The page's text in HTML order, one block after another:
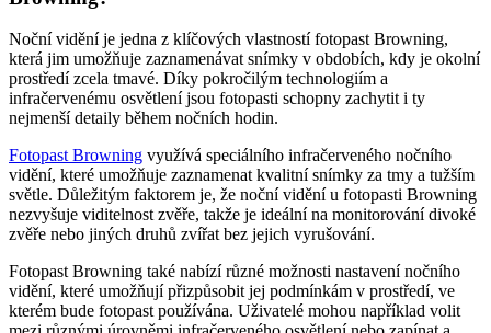
Noční vidění je jedna z klíčových vlastností fotopast Browning,
která jim umožňuje zaznamenávat snímky v obdobích, kdy je okolní
prostředí zcela tmavé. Díky pokročilým technologiím a
infračervenému osvětlení jsou fotopasti schopny zachytit i ty
nejmenší detaily během nočních hodin.
Fotopast Browning využívá speciálního infračerveného nočního
vidění, které umožňuje zaznamenat kvalitní snímky za tmy a tužším
světle. Důležitým faktorem je, že noční vidění u fotopasti Browning
nezvyšuje viditelnost zvěře, takže je ideální na monitorování divoké
zvěře nebo jiných druhů zvířat bez jejich vyrušování.
Fotopast Browning také nabízí různé možnosti nastavení nočního
vidění, které umožňují přizpůsobit jej podmínkám v prostředí, ve
kterém bude fotopast používána. Uživatelé mohou například volit